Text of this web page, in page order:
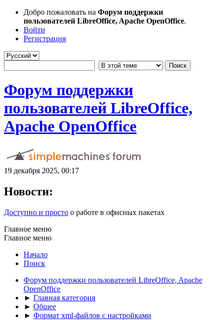
Добро пожаловать на Форум поддержки
пользователей LibreOffice, Apache OpenOffice.
Войти
Регистрация
Форум поддержки
пользователей LibreOffice,
Apache OpenOffice
19 декабря 2025, 00:17
Новости:
Доступно и просто о работе в офисных пакетах
Главное меню
Главное меню
Начало
Поиск
Форум поддержки пользователей LibreOffice, Apache
OpenOffice
► Главная категория
► Общее
► Формат xml-файлов с настройками